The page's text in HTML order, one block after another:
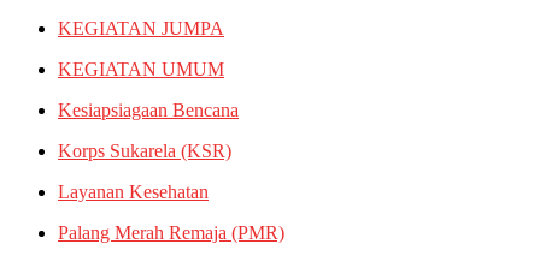
KEGIATAN JUMPA
KEGIATAN UMUM
Kesiapsiagaan Bencana
Korps Sukarela (KSR)
Layanan Kesehatan
Palang Merah Remaja (PMR)